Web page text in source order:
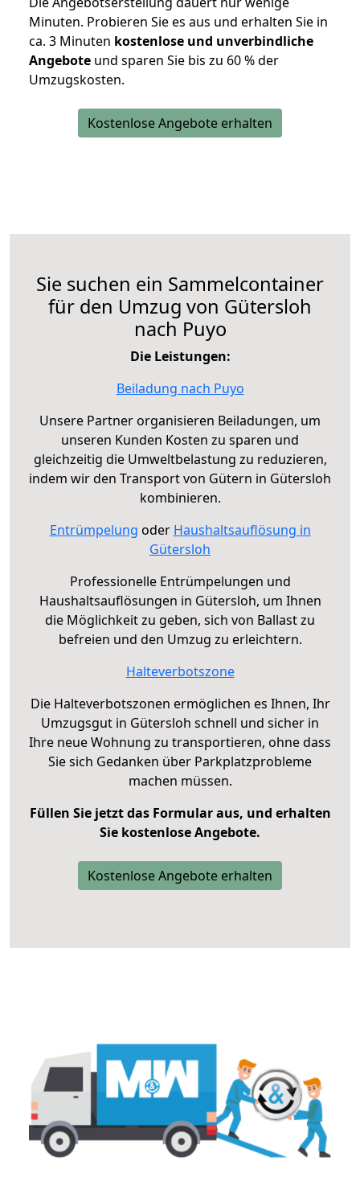
Minuten. Probieren Sie es aus und erhalten Sie in
ca. 3 Minuten kostenlose und unverbindliche
Angebote und sparen Sie bis zu 60 % der
Umzugskosten.
Kostenlose Angebote erhalten
Sie suchen ein Sammelcontainer
für den Umzug von Gütersloh
nach Puyo
Die Leistungen:
Beiladung nach Puyo
Unsere Partner organisieren Beiladungen, um
unseren Kunden Kosten zu sparen und
gleichzeitig die Umweltbelastung zu reduzieren,
indem wir den Transport von Gütern in Gütersloh
kombinieren.
Entrümpelung oder Haushaltsauflösung in
Gütersloh
Professionelle Entrümpelungen und
Haushaltsauflösungen in Gütersloh, um Ihnen
die Möglichkeit zu geben, sich von Ballast zu
befreien und den Umzug zu erleichtern.
Halteverbotszone
Die Halteverbotszonen ermöglichen es Ihnen, Ihr
Umzugsgut in Gütersloh schnell und sicher in
Ihre neue Wohnung zu transportieren, ohne dass
Sie sich Gedanken über Parkplatzprobleme
machen müssen.
Füllen Sie jetzt das Formular aus, und erhalten
Sie kostenlose Angebote.
Kostenlose Angebote erhalten